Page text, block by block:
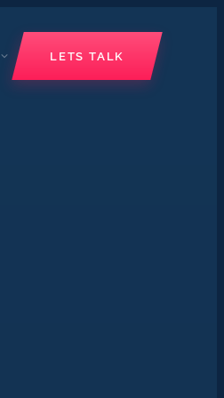
LETS TALK